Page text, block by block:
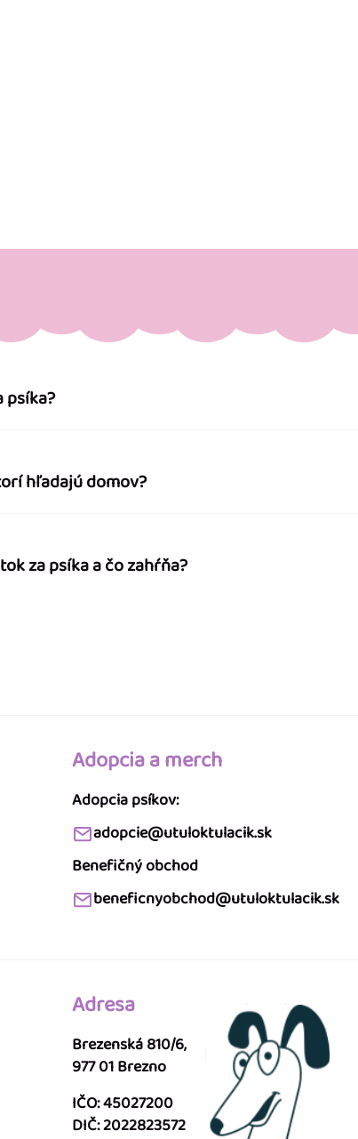
psíka?
hľadajú domov?
za psíka a čo zahŕňa?
Adopcia a merch
Adopcia psíkov:
adopcie@utuloktulacik.sk
Benefičný obchod
beneficnyobchod@utuloktulacik.sk
Adresa
Brezenská 810/6,
977 01 Brezno
IČO: 45027200
DIČ: 2022823572